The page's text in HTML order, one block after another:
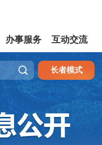
办事服务 互动交流
 长者模式